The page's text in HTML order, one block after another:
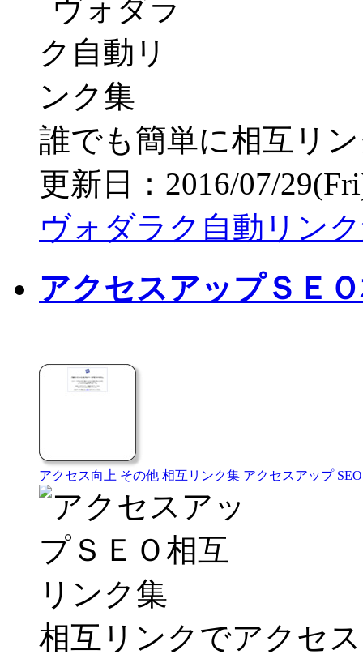
誰でも簡単に相互リ
更新日：2016/07/
ヴォダラク自動リン
アクセスアップＳＥ
アクセス向上 その他 相互リンク集 アクセスアップ SEO
相互リンクでアクセ